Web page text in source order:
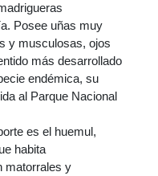
Posee uñas muy
y musculosas, ojos
más desarrollado
endémica, su
al Parque Nacional
es el huemul,
habita
matorrales y